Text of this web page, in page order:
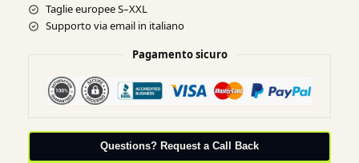
Taglie europee S–XXL
Supporto via email in italiano
Pagamento sicuro
Questions? Request a Call Back